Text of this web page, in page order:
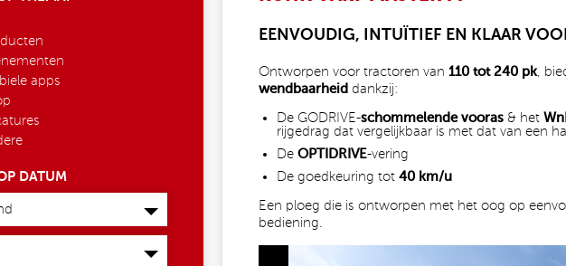
apps
DATUM
EENVOUDIG, INTUÏTIEF EN KLAAR
Ontworpen voor tractoren van 110 tot 240 pk,
wendbaarheid dankzij:
De GODRIVE-schommelende vooras& het
rijgedrag dat vergelijkbaar is met dat van een
De OPTIDRIVE-vering
De goedkeuring tot40 km/u
Een ploeg die is ontworpen met het oog op
bediening.